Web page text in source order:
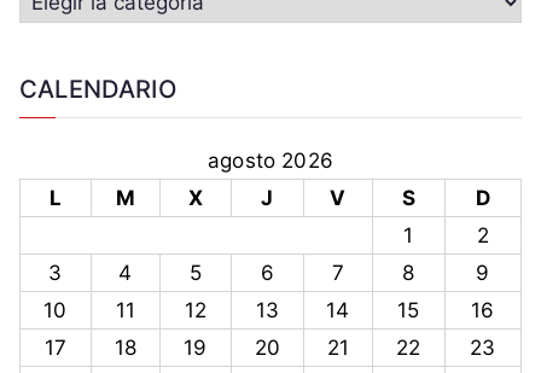
CALENDARIO
agosto 2026
L
M X J V S
D
1
2
3
4 5 6 7 8
9
10
11 12 13 14 15
16
17
18 19 20 21 22
23